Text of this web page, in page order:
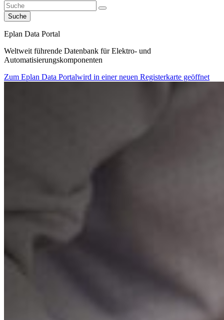
Suche
Eplan Data Portal
Weltweit führende Datenbank für Elektro- und
Automatisierungskomponenten
Zum Eplan Data Portalwird in einer neuen Registerkarte geöffnet